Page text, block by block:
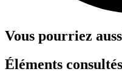
Vous pourriez
Éléments